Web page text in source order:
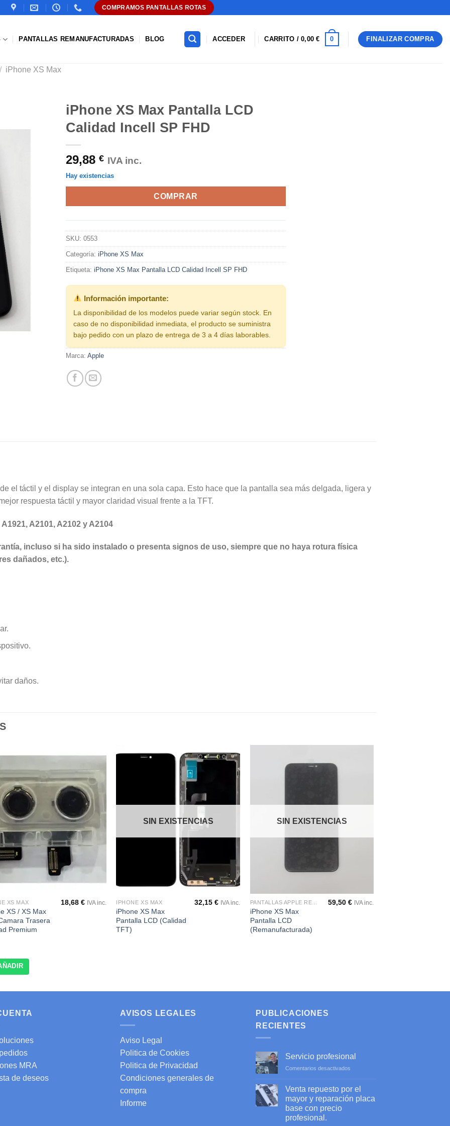
COMPRAMOS PANTALLAS ROTAS
PANTALLAS REMANUFACTURADAS BLOG ACCEDER CARRITO /0,00€ 0 FINALIZAR COMPRA
/ iPhone XS Max
Añadir
iPhone XS Max Pantalla LCD
Calidad Incell SP FHD
29,88 € IVA inc.
Hay existencias
COMPRAR
SKU: 0553
Categoría: iPhone XS Max
Etiqueta: iPhone XS Max Pantalla LCD Calidad Incell SP FHD
Información importante:
La disponibilidad de los modelos puede variar según stock. En
caso de no disponibilidad inmediata, el producto se suministra
bajo pedido con un plazo de entrega de 3 a 4 días laborables.
Marca: Apple
el táctil y el display se integran en una sola capa. Esto hace que la pantalla sea más delgada, ligera y
respuesta táctil y mayor claridad visual frente a la TFT.
A2101, A2102 y A2104
incluso si ha sido instalado o presenta signos de uso, siempre que no haya rotura física
dañados, etc.).
daños.
Añadir
a la
lista de
deseos
XS MAX
XS / XS Max
Trasera
Premium
18,68 € IVA inc.
SIN EXISTENCIAS
IPHONE XS MAX
iPhone XS Max
Pantalla LCD (Calidad
TFT)
32,15 € IVA inc.
SIN EXISTENCIAS
iPhone XS Max
Pantalla LCD
(Remanufacturada)
59,50€ IVA inc.
MRA
de deseos
AVISOS LEGALES
Aviso Legal
Politica de Cookies
Politica de Privacidad
Condiciones generales de
compra
Informe
PUBLICACIONES
RECIENTES
Servicio profesional
Comentarios desactivados
profesional
Venta repuesto por el
mayor y reparación placa
base con precio
profesional.